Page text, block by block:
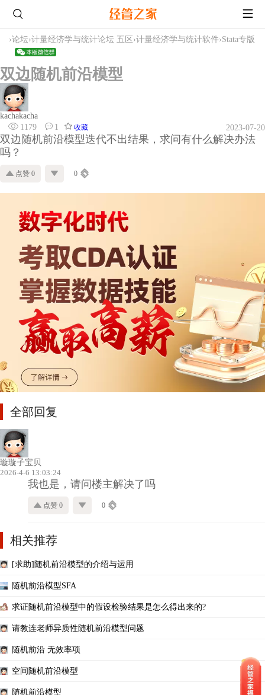
›论坛›计量经济学与统计论坛 五区 ›计量经济学与统计软件›Stata专版
双边随机前沿模型
kachakacha
1179
1 收藏 2023-07-20
双边随机前沿模型迭代不出结果，求问有什么解决办法
吗？
点赞 0 0
全部回复
璇璇子宝贝
2026-4-6 13:03:24
我也是，请问楼主解决了吗
点赞 0 0
相关推荐
[求助]随机前沿模型的介绍与运用
随机前沿模型SFA
求证随机前沿模型中的假设检验结果是怎么得出来的?
请教连老师异质性随机前沿模型问题
随机前沿 无效率项
空间随机前沿模型
随机前沿模型